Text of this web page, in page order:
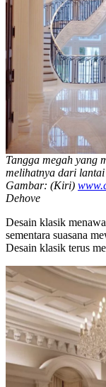
Tangga megah yang
melihatnya dari
Gambar: (Kiri)
Dehove
Desain klasik
sementara suasana
Desain klasik terus